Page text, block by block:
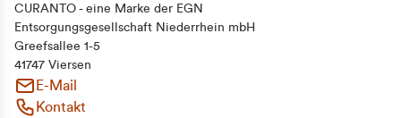
CURANTO - eine Marke der EGN
Entsorgungsgesellschaft Niederrhein mbH
Greefsallee 1-5
41747 Viersen
E-Mail
Kontakt